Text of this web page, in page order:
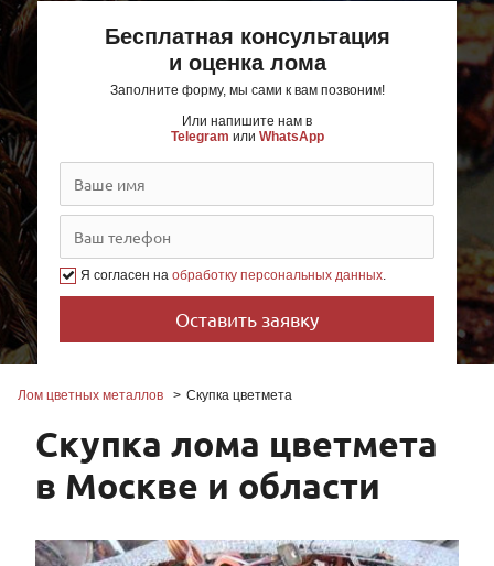
Бесплатная консультация
и оценка лома
Заполните форму, мы сами к вам позвоним!
Или напишите нам в
Telegram или WhatsApp
Я согласен на обработку персональных данных.
Лом цветных металлов Скупка цветмета
Скупка лома цветмета
в Москве и области